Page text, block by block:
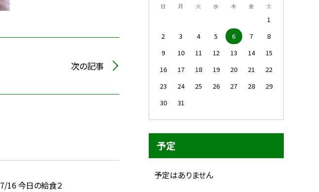
次の記事
7/16 今日の給食２
日 月 火 水 木 金 土
1
2
3 4 5 6 7
8
9
10 11 12 13 14
15
16
17 18 19 20 21
22
23
24 25 26 27 28
29
30
31
予定
予定はありません